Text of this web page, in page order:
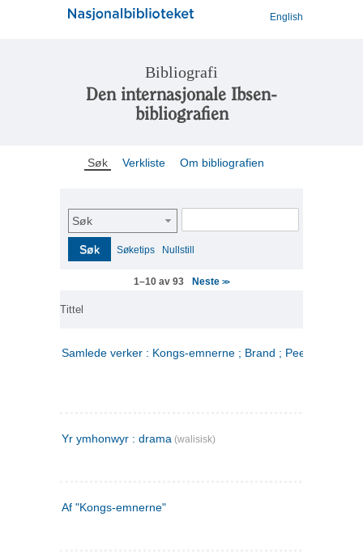
English
Bibliografi
Den internasjonale Ibsen-
bibliografien
Søk Verkliste Om bibliografien
Søk
Søk Søketips Nullstill
1–10 av 93 Neste>>
Tittel
Samlede verker : Kongs-emnerne ; Brand ; Peer Gynt. 2
Yr ymhonwyr : drama (walisisk)
Af "Kongs-emnerne"